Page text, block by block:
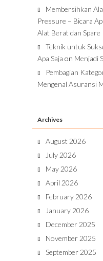
Membersihkan
Pressure – Bicara
Alat Berat dan Spare
Teknik untuk
Apa Saja on Menjadi
Pembagian
Mengenal Asuransi
Archives
August 2026
July 2026
May 2026
April 2026
February 2026
January 2026
December 2025
November 2025
September 2025